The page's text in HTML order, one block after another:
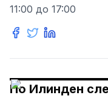
11:00 до 17:00
По Илинден